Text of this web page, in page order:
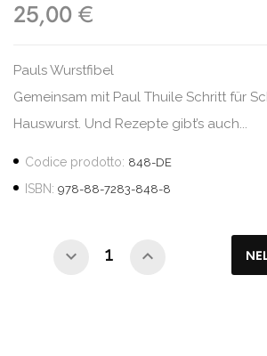
25,00 €
Pauls Wurstfibel
Gemeinsam mit Paul Thuile Schritt für
Hauswurst. Und Rezepte gibt’s auch...
Codice prodotto: 848-DE
ISBN: 978-88-7283-848-8